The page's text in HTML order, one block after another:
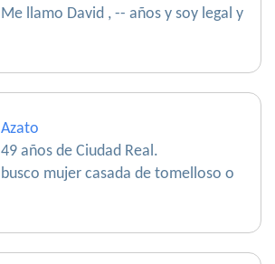
Me llamo David , -- años y soy legal y
Azato
49 años de Ciudad Real.
busco mujer casada de tomelloso o